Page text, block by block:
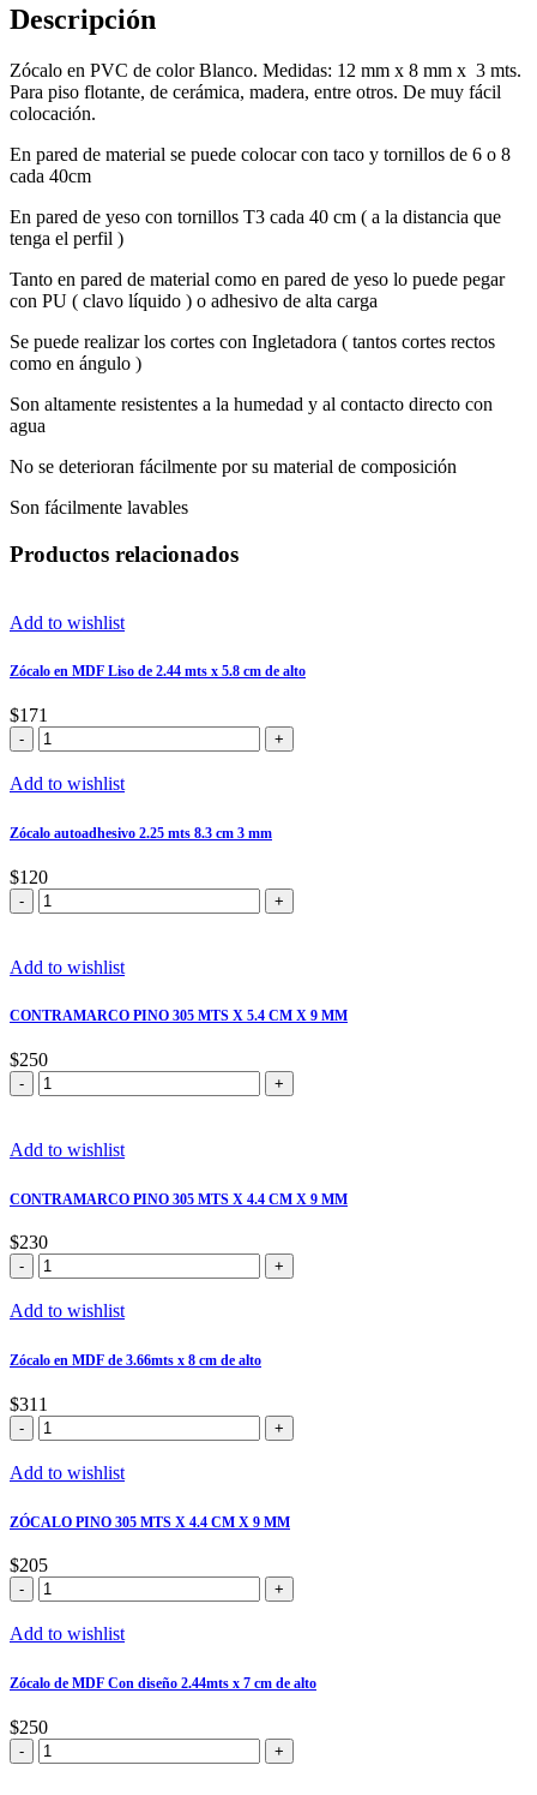
Descripción
Zócalo en PVC de color Blanco. Medidas: 12 mm x 8 mm x 3 mts.
Para piso flotante, de cerámica, madera, entre otros. De muy fácil
colocación.
En pared de material se puede colocar con taco y tornillos de 6 o 8
cada 40cm
En pared de yeso con tornillos T3 cada 40 cm ( a la distancia que
tenga el perfil )
Tanto en pared de material como en pared de yeso lo puede pegar
con PU ( clavo líquido ) o adhesivo de alta carga
Se puede realizar los cortes con Ingletadora ( tantos cortes rectos
como en ángulo )
Son altamente resistentes a la humedad y al contacto directo con
agua
No se deterioran fácilmente por su material de composición
Son fácilmente lavables
Productos relacionados
Add to wishlist
Zócalo en MDF Liso de 2.44 mts x 5.8 cm de alto
$171
Zócalo
en
MDF
2.44
x
5.8
alto
Add to wishlist
Zócalo autoadhesivo 2.25 mts 8.3 cm 3 mm
$120
Zócalo
autoadhesivo
mts
cm
3
mm
cantidad
Add to wishlist
CONTRAMARCO PINO 305 MTS X 5.4 CM X 9 MM
$250
CONTRAMARCO
PINO
MTS
CM
X
9
MM
Add to wishlist
CONTRAMARCO PINO 305 MTS X 4.4 CM X 9 MM
$230
CONTRAMARCO
PINO
305
X
4.4
CM
X
9
cantidad
Add to wishlist
Zócalo en MDF de 3.66mts x 8 cm de alto
$311
Zócalo
en
MDF
x
8
cm
de
cantidad
Add to wishlist
ZÓCALO PINO 305 MTS X 4.4 CM X 9 MM
$205
ZÓCALO
PINO
305
4.4
X
9
Add to wishlist
Zócalo de MDF Con diseño 2.44mts x 7 cm de alto
$250
Zócalo
de